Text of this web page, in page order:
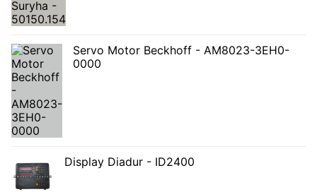
Servo Motor Beckhoff - AM8023-3EH0-
0000
Display Diadur - ID2400